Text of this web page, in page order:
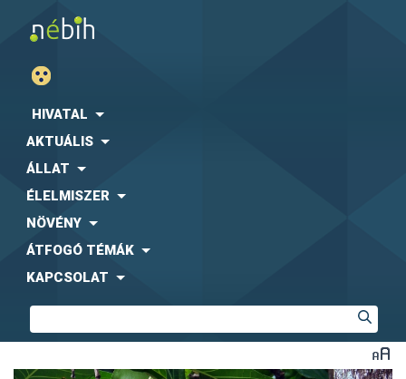
HIVATAL
AKTUÁLIS
ÁLLAT
ÉLELMISZER
NÖVÉNY
ÁTFOGÓ TÉMÁK
KAPCSOLAT